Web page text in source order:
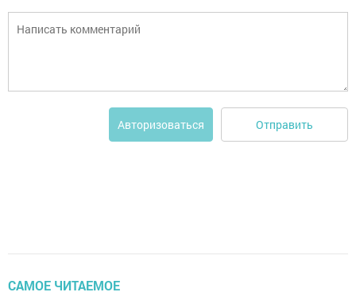
Авторизоваться Отправить
САМОЕ ЧИТАЕМОЕ